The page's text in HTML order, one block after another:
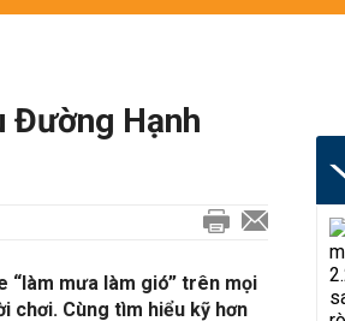
Đường Hạnh
“làm mưa làm gió” trên mọi
chơi. Cùng tìm hiểu kỹ hơn